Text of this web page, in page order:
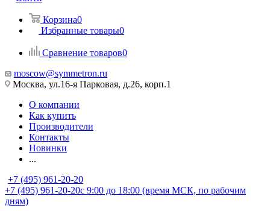
Корзина0
Избранные товары0
Сравнение товаров0
moscow@symmetron.ru
Москва, ул.16-я Парковая, д.26, корп.1
О компании
Как купить
Производители
Контакты
Новинки
...
+7 (495) 961-20-20
+7 (495) 961-20-20с 9:00 до 18:00 (время МСК, по рабочим
дням)